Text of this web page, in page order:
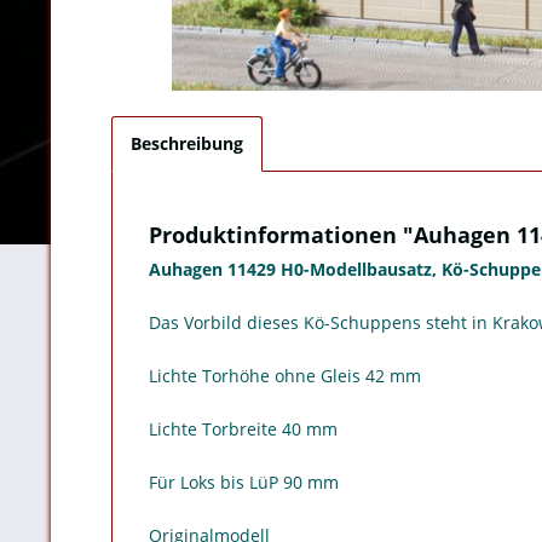
Beschreibung
Produktinformationen "Auhagen
Auhagen 11429 H0-Modellbausatz, Kö-
Das Vorbild dieses Kö-Schuppens steht in
Lichte Torhöhe ohne Gleis 42 mm
Lichte Torbreite 40 mm
Für Loks bis LüP 90 mm
Originalmodell